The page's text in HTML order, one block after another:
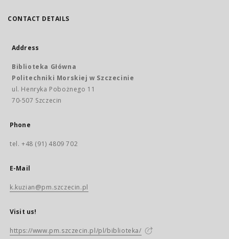
CONTACT DETAILS
Address
Biblioteka Główna
Politechniki Morskiej w Szczecinie
ul. Henryka Pobożnego 11
70-507 Szczecin
Phone
tel. +48 (91) 4809 702
E-Mail
k.kuzian@pm.szczecin.pl
Visit us!
https://www.pm.szczecin.pl/pl/biblioteka/